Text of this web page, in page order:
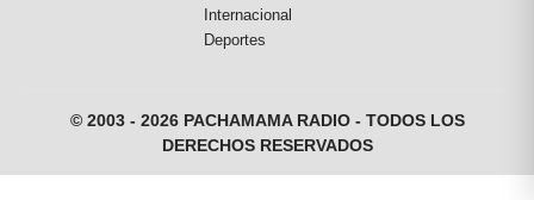
Internacional
Deportes
© 2003 - 2026 PACHAMAMA RADIO - TODOS LOS
DERECHOS RESERVADOS